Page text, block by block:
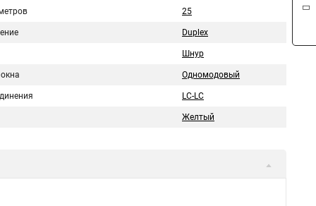
25
Duplex
Шнур
Одномодовый
LC-LC
Желтый